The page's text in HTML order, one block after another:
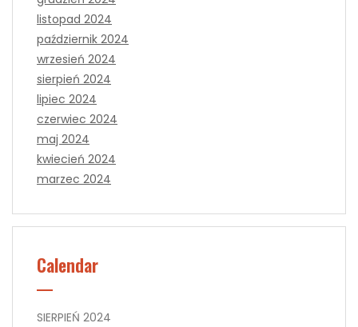
listopad 2024
październik 2024
wrzesień 2024
sierpień 2024
lipiec 2024
czerwiec 2024
maj 2024
kwiecień 2024
marzec 2024
Calendar
SIERPIEŃ 2024